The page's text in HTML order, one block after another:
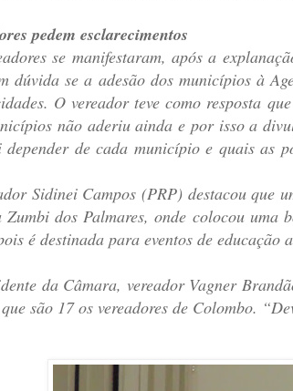
pedem esclarecimentos
se manifestaram, após a
dúvida se a adesão dos municípios à
O vereador teve como resposta
não aderiu ainda e por isso a
depender de cada município e quais as
Sidinei Campos (PRP) destacou que
dos Palmares, onde colocou uma
é destinada para eventos de educação
da Câmara, vereador Vagner
são 17 os vereadores de Colombo.